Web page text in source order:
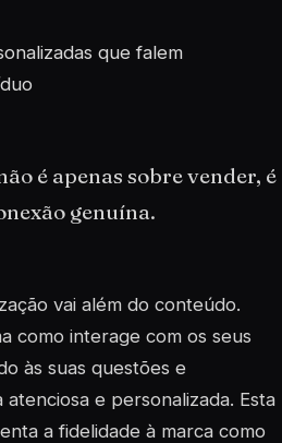
que falem
é apenas sobre vender, é
genuína.
vai além do conteúdo.
como interage com os seus
às suas questões e
e personalizada. Esta
a fidelidade à marca como